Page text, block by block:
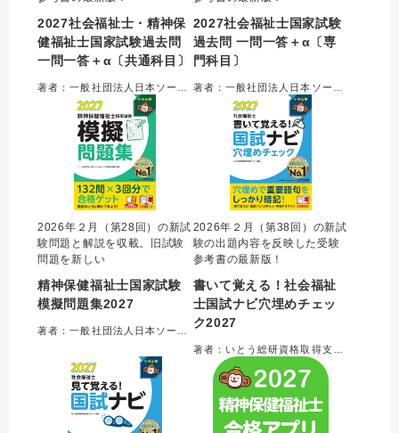
2027社会福祉士・精神保
健福祉士国家試験過去問
一問一答＋α〔共通科目〕
2027社会福祉士国家試験
過去問 一問一答＋α〔専
門科目〕
2026年２月（第28回）の新試
験問題と解説を収載。旧試験
問題を新しい
精神保健福祉士国家試験
模擬問題集2027
2026年２月（第38回）の新試
験の出題内容を反映した受験
参考書の最新版！
書いて覚える！社会福祉
士国試ナビ穴埋めチェッ
ク2027